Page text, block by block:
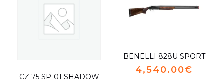
CZ 75 SP-01 SHADOW
BENELLI 828U SPORT
4,540.00€